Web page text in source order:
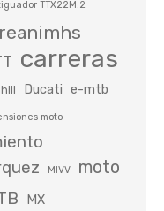
TTX22M.2
carreras
Ducati e-mtb
moto
MIVV moto
MX